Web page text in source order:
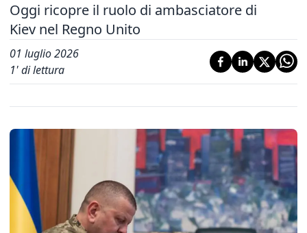
Oggi ricopre il ruolo di ambasciatore di
Kiev nel Regno Unito
01 luglio 2026
1' di lettura